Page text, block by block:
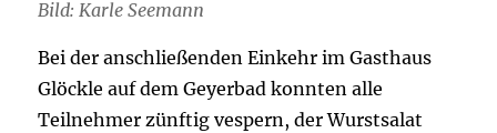
Bild: Karle Seemann
Bei der anschließenden Einkehr im Gasthaus
Glöckle auf dem Geyerbad konnten alle
Teilnehmer zünftig vespern, der Wurstsalat